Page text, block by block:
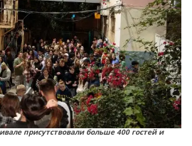
присутствовали больше 400 гостей и